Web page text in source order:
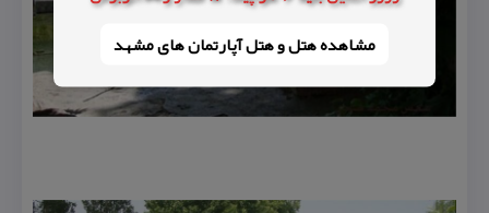
مشاهده هتل و هتل‌ آپارتمان های مشهد